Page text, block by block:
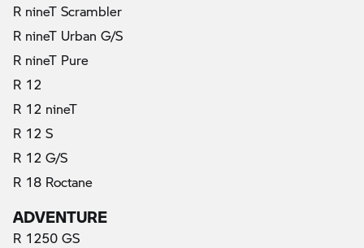
R nineT Scrambler
R nineT Urban G/S
R nineT Pure
R 12
R 12 nineT
R 12 S
R 12 G/S
R 18 Roctane
ADVENTURE
R 1250 GS